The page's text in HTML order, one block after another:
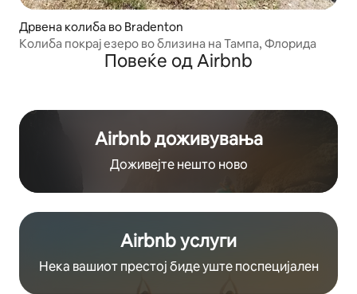
Дрвена колиба во Bradenton
Колиба покрај езеро во близина на Тампа, Флорида
Повеќе од Airbnb
Airbnb доживувања
Доживејте нешто ново
Airbnb услуги
Нека вашиот престој биде уште поспецијален